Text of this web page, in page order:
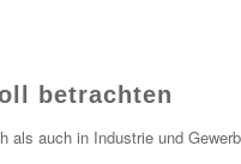
betrachten
als auch in Industrie und